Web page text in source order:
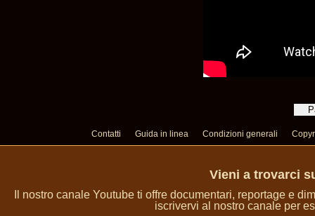
Contatti Guida in linea Condizioni generali
Vieni a trovarci
Il nostro canale Youtube ti offre documentari, reportage e
iscrivervi al nostro canale per